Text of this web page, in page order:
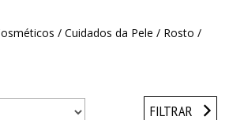
/ Cuidados da Pele / Rosto /
FILTRAR